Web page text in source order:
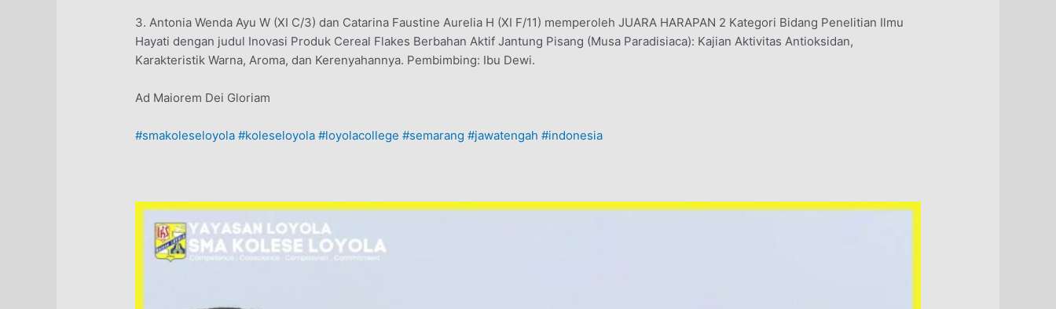
3. Antonia Wenda Ayu W (XI C/3) dan Catarina Faustine Aurelia H (XI F/11) memperoleh JUARA HARAPAN 2 Kategori Bidang Penelitian Ilmu
Hayati dengan judul Inovasi Produk Cereal Flakes Berbahan Aktif Jantung Pisang (Musa Paradisiaca): Kajian Aktivitas Antioksidan,
Karakteristik Warna, Aroma, dan Kerenyahannya. Pembimbing: Ibu Dewi.
Ad Maiorem Dei Gloriam
#smakoleseloyola #koleseloyola #loyolacollege #semarang #jawatengah #indonesia